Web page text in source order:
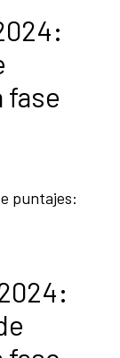
fase
puntajes: